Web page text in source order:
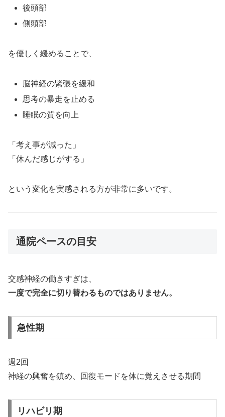
後頭部
側頭部
を優しく緩めることで、
脳神経の緊張を緩和
思考の暴走を止める
睡眠の質を向上
「考え事が減った」
「休んだ感じがする」
という変化を実感される方が非常に多いです。
通院ペースの目安
交感神経の働きすぎは、
一度で完全に切り替わるものではありません。
急性期
週2回
神経の興奮を鎮め、回復モードを体に覚えさせる期間
リハビリ期